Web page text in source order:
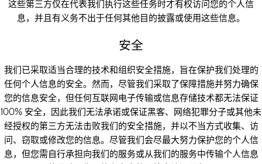
这些第三方仅在代表我们执行这些任务时才有权访问您的个人信
息，并且有义务不出于任何其他目的披露或使用这些信息。
安全
我们已采取适当合理的技术和组织安全措施，旨在保护我们处理的
任何个人信息的安全。然而，尽管我们采取了保障措施并努力确保
您的信息安全，但任何互联网电子传输或信息存储技术都无法保证
100% 安全，因此我们无法承诺或保证黑客、网络犯罪分子或其他未
经授权的第三方无法击败我们的安全措施，并以不当方式收集、访
问、窃取或修改您的信息。尽管我们会尽最大努力保护您的个人信
息，但您需自行承担向我们的服务或从我们的服务中传输个人信息